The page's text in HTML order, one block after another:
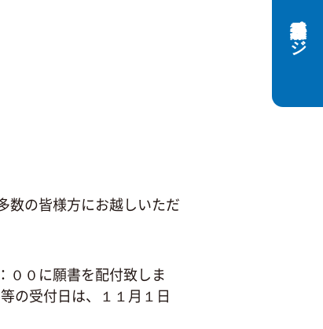
保護者専用ページ
数の皆様方にお越しいただ
００に願書を配付致しま
の受付日は、１１月１日